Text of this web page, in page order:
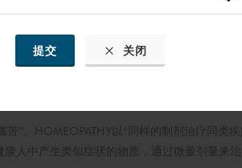
提交 关闭
势消费者中心
”。HOMEOPATHY以“同样的制剂治疗同
人中产生类似症状的物质，通过微量剂量来